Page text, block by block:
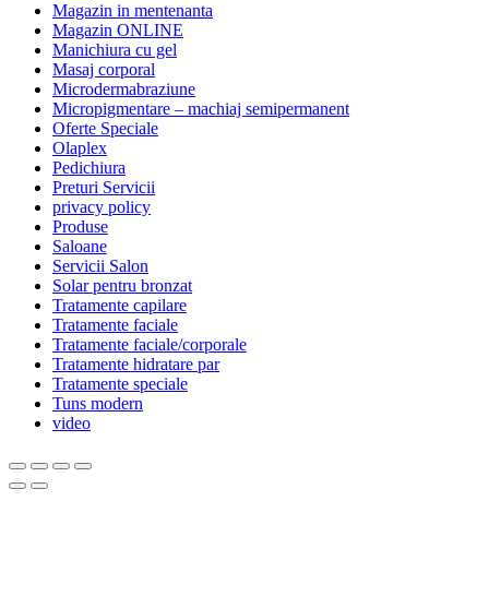
Magazin in mentenanta
Magazin ONLINE
Manichiura cu gel
Masaj corporal
Microdermabraziune
Micropigmentare – machiaj semipermanent
Oferte Speciale
Olaplex
Pedichiura
Preturi Servicii
privacy policy
Produse
Saloane
Servicii Salon
Solar pentru bronzat
Tratamente capilare
Tratamente faciale
Tratamente faciale/corporale
Tratamente hidratare par
Tratamente speciale
Tuns modern
video